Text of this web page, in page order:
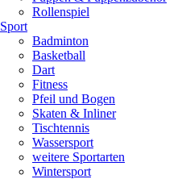
Rollenspiel
Sport
Badminton
Basketball
Dart
Fitness
Pfeil und Bogen
Skaten & Inliner
Tischtennis
Wassersport
weitere Sportarten
Wintersport